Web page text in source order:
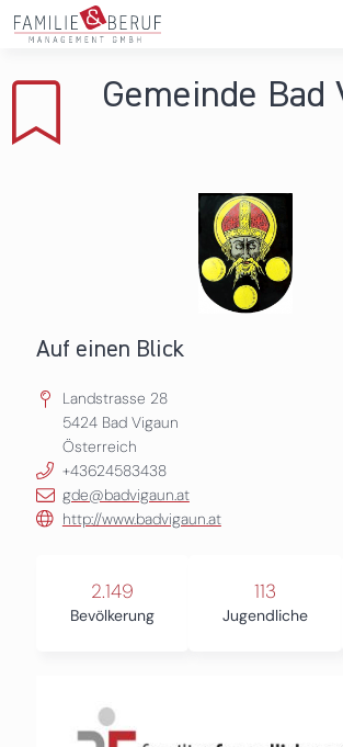
Direkt zum Inhalt
Gemeinden
Gemeinde Bad
Auf einen Blick
Landstrasse 28
5424 Bad Vigaun
Österreich
+43624583438
gde@badvigaun.at
http://www.badvigaun.at
2.149
Bevölkerung
113
Jugendliche